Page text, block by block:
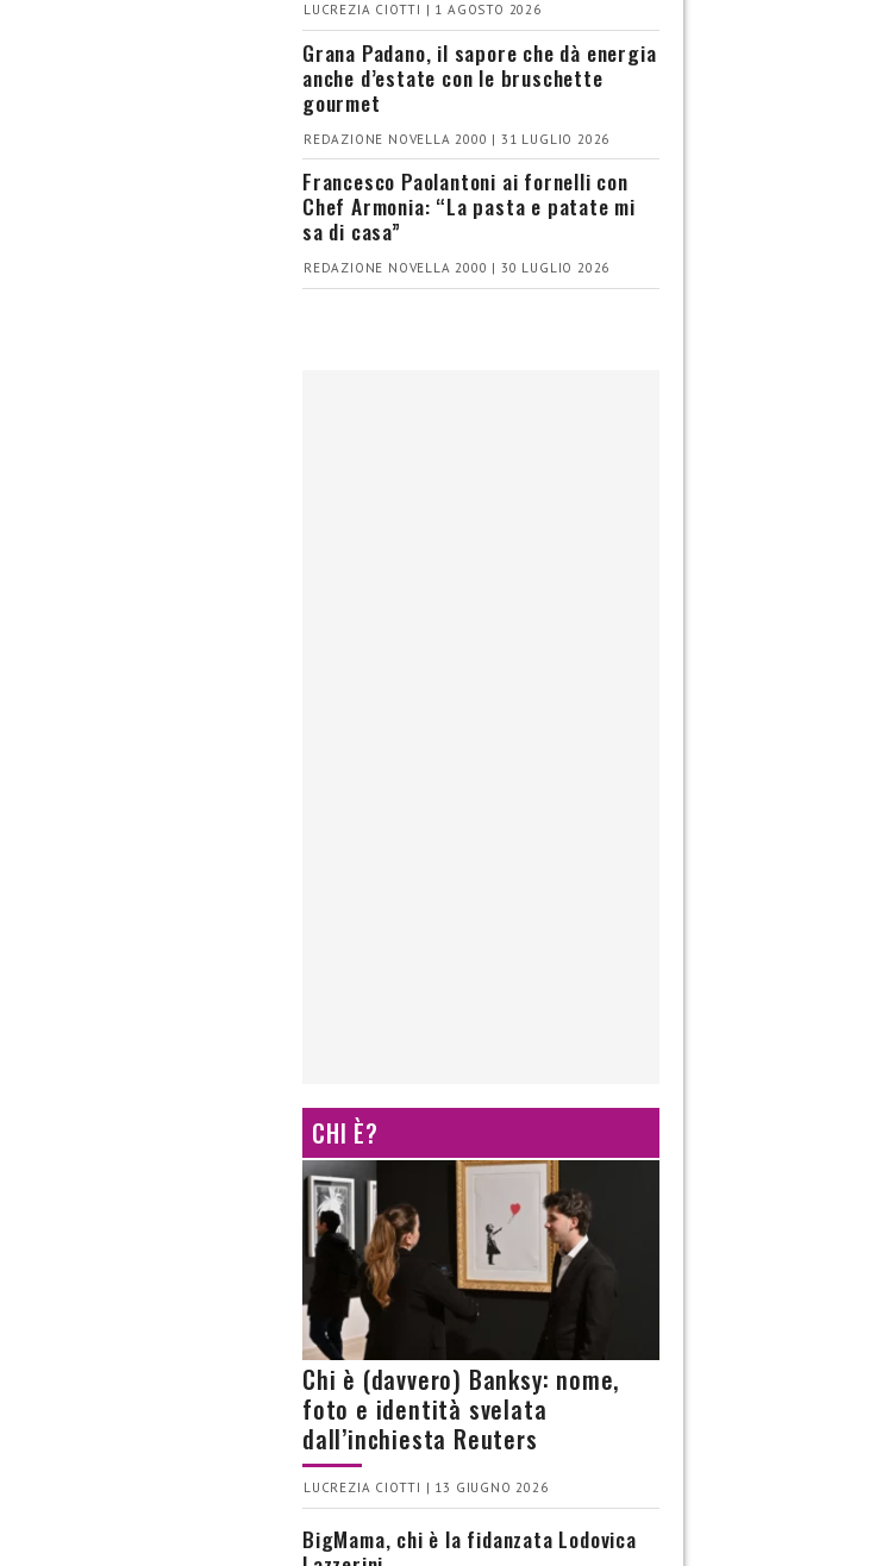
LUCREZIA CIOTTI | 1 AGOSTO 2026
Grana Padano, il sapore che dà energia
anche d’estate con le bruschette
gourmet
REDAZIONE NOVELLA 2000 | 31 LUGLIO 2026
Francesco Paolantoni ai fornelli con
Chef Armonia: “La pasta e patate mi
sa di casa”
REDAZIONE NOVELLA 2000 | 30 LUGLIO 2026
CHI È?
Chi è (davvero) Banksy: nome,
foto e identità svelata
dall’inchiesta Reuters
LUCREZIA CIOTTI | 13 GIUGNO 2026
BigMama, chi è la fidanzata Lodovica